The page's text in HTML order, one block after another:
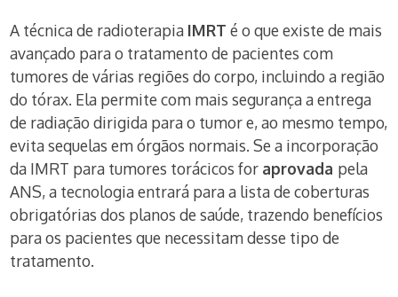
A técnica de radioterapia IMRT é o que existe de mais
avançado para o tratamento de pacientes com
tumores de várias regiões do corpo, incluindo a região
do tórax. Ela permite com mais segurança a entrega
de radiação dirigida para o tumor e, ao mesmo tempo,
evita sequelas em órgãos normais. Se a incorporação
da IMRT para tumores torácicos for aprovada pela
ANS, a tecnologia entrará para a lista de coberturas
obrigatórias dos planos de saúde, trazendo benefícios
para os pacientes que necessitam desse tipo de
tratamento.